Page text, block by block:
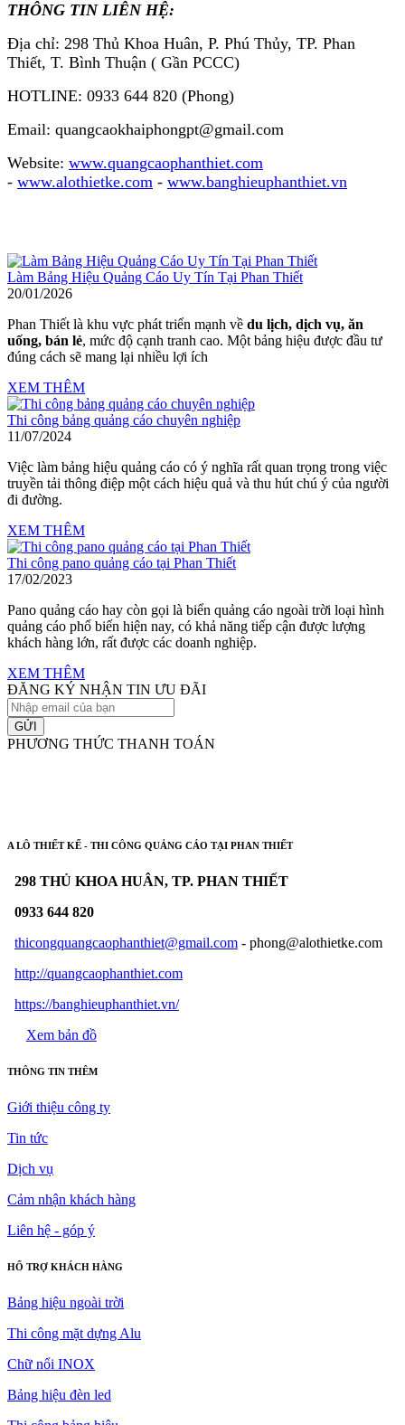
THÔNG TIN LIÊN HỆ:
Địa chỉ: 298 Thủ Khoa Huân, P. Phú Thủy, TP. Phan
Thiết, T. Bình Thuận ( Gần PCCC)
HOTLINE: 0933 644 820 (Phong)
Email: quangcaokhaiphongpt@gmail.com
Website: www.quangcaophanthiet.com
- www.alothietke.com - www.banghieuphanthiet.vn
Làm Bảng Hiệu Quảng Cáo Uy Tín Tại Phan Thiết
20/01/2026
Phan Thiết là khu vực phát triển mạnh về du lịch, dịch vụ, ăn
uống, bán lẻ, mức độ cạnh tranh cao. Một bảng hiệu được đầu tư
đúng cách sẽ mang lại nhiều lợi ích
XEM THÊM
Thi công bảng quảng cáo chuyên nghiệp
11/07/2024
Việc làm bảng hiệu quảng cáo có ý nghĩa rất quan trọng trong việc
truyền tải thông điệp một cách hiệu quả và thu hút chú ý của người
đi đường.
XEM THÊM
Thi công pano quảng cáo tại Phan Thiết
17/02/2023
Pano quảng cáo hay còn gọi là biển quảng cáo ngoài trời loại hình
quảng cáo phổ biến hiện nay, có khả năng tiếp cận được lượng
khách hàng lớn, rất được các doanh nghiệp.
XEM THÊM
ĐĂNG KÝ NHẬN TIN ƯU ĐÃI
GỬI
PHƯƠNG THỨC THANH TOÁN
A LÔ THIẾT KẾ - THI CÔNG QUẢNG CÁO TẠI PHAN THIẾT
298 THỦ KHOA HUÂN, TP. PHAN THIẾT
0933 644 820
thicongquangcaophanthiet@gmail.com - phong@alothietke.com
http://quangcaophanthiet.com
https://banghieuphanthiet.vn/
Xem bản đồ
THÔNG TIN THÊM
Giới thiệu công ty
Tin tức
Dịch vụ
Cảm nhận khách hàng
Liên hệ - góp ý
HỔ TRỢ KHÁCH HÀNG
Bảng hiệu ngoài trời
Thi công mặt dựng Alu
Chữ nổi INOX
Bảng hiệu đèn led